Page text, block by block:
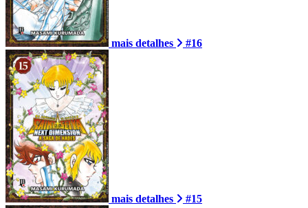
mais detalhes #16
mais detalhes #15